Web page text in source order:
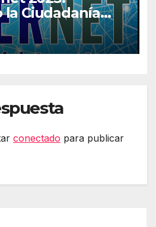
Ciudadanía
conectado para publicar